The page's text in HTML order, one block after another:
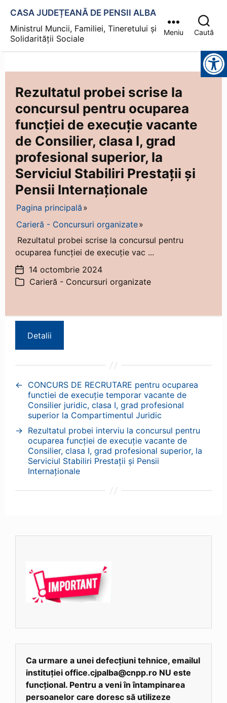
CASA JUDEȚEANĂ DE PENSII ALBA
Ministrul Muncii, Familiei, Tineretului și
Solidarității Sociale
Meniu Caută
Instrumente pentru accesibilitate
Rezultatul probei scrise la
concursul pentru ocuparea
funcției de execuție vacante
de Consilier, clasa I, grad
profesional superior, la
Serviciul Stabiliri Prestații și
Pensii Internaționale
Pagina principală
Carieră - Concursuri organizate
Rezultatul probei scrise la concursul pentru
ocuparea funcției de execuție vac ...
Dată
articol
14 octombrie 2024
Categorii
Carieră - Concursuri organizate
Detalii
← CONCURS DE RECRUTARE pentru ocuparea
functiei de execuție temporar vacante de
Consilier juridic, clasa I, grad profesional
superior la Compartimentul Juridic
→ Rezultatul probei interviu la concursul pentru
ocuparea funcției de execuție vacante de
Consilier, clasa I, grad profesional superior, la
Serviciul Stabiliri Prestații și Pensii
Internaționale
Ca urmare a unei defecțiuni tehnice, emailul
instituției office.cjpalba@cnpp.ro NU este
funcțional. Pentru a veni în întampinarea
persoanelor care doresc să utilizeze